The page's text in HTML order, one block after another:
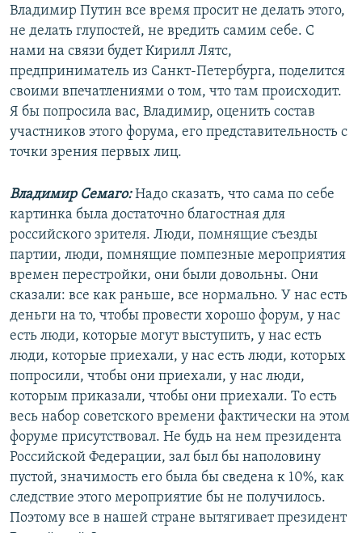
Владимир Путин все время просит не делать этого,
не делать глупостей, не вредить самим себе. С
нами на связи будет Кирилл Лятс,
предприниматель из Санкт-Петербурга, поделится
своими впечатлениями о том, что там происходит.
Я бы попросила вас, Владимир, оценить состав
участников этого форума, его представительность с
точки зрения первых лиц.
Владимир Семаго:Надо сказать, что сама по себе
картинка была достаточно благостная для
российского зрителя. Люди, помнящие съезды
партии, люди, помнящие помпезные мероприятия
времен перестройки, они были довольны. Они
сказали: все как раньше, все нормально. У нас есть
деньги на то, чтобы провести хорошо форум, у нас
есть люди, которые могут выступить, у нас есть
люди, которые приехали, у нас есть люди, которых
попросили, чтобы они приехали, у нас люди,
которым приказали, чтобы они приехали. То есть
весь набор советского времени фактически на этом
форуме присутствовал. Не будь на нем президента
Российской Федерации, зал был бы наполовину
пустой, значимость его была бы сведена к 10%, как
следствие этого мероприятие бы не получилось.
Поэтому все в нашей стране вытягивает президент